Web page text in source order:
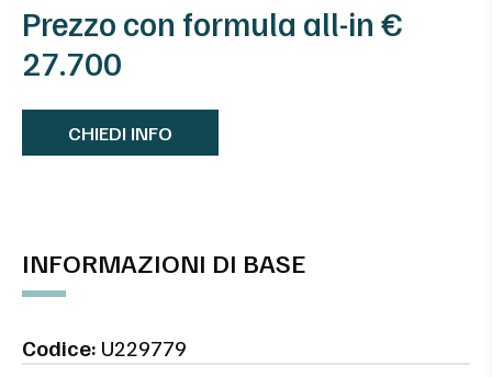
Prezzo con formula all-in €
27.700
CHIEDI INFO
INFORMAZIONI DI BASE
Codice: U229779